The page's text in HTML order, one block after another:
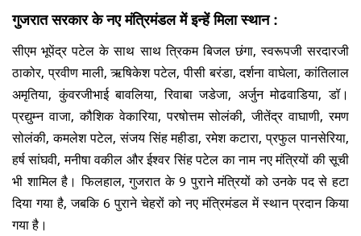
गुजरात सरकार के नए मंत्रिमंडल में इन्हें मिला स्थान :
सीएम भूपेंद्र पटेल के साथ साथ त्रिकम बिजल छंगा, स्वरूपजी सरदारजी
ठाकोर, प्रवीण माली, ऋषिकेश पटेल, पीसी बरंडा, दर्शना वाघेला, कांतिलाल
अमृतिया, कुंवरजीभाई बावलिया, रिवाबा जडेजा, अर्जुन मोढवाडिया, डॉ।
प्रद्युम्न वाजा, कौशिक वेकारिया, परषोत्तम सोलंकी, जीतेंद्र वाघाणी, रमण
सोलंकी, कमलेश पटेल, संजय सिंह महीडा, रमेश कटारा, प्रफुल पानसेरिया,
हर्ष सांघवी, मनीषा वकील और ईश्वर सिंह पटेल का नाम नए मंत्रियों की सूची
भी शामिल है। फिलहाल, गुजरात के 9 पुराने मंत्रियों को उनके पद से हटा
दिया गया है, जबकि 6 पुराने चेहरों को नए मंत्रिमंडल में स्थान प्रदान किया
गया है।